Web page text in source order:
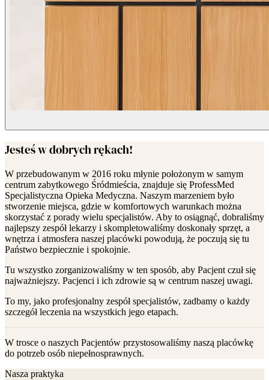
Jesteś w dobrych rękach!
W przebudowanym w 2016 roku młynie położonym w samym
centrum zabytkowego Śródmieścia, znajduje się ProfessMed
Specjalistyczna Opieka Medyczna. Naszym marzeniem było
stworzenie miejsca, gdzie w komfortowych warunkach można
skorzystać z porady wielu specjalistów. Aby to osiągnąć, dobraliśmy
najlepszy zespół lekarzy i skompletowaliśmy doskonały sprzęt, a
wnętrza i atmosfera naszej placówki powodują, że poczują się tu
Państwo bezpiecznie i spokojnie.
Tu wszystko zorganizowaliśmy w ten sposób, aby Pacjent czuł się
najważniejszy. Pacjenci i ich zdrowie są w centrum naszej uwagi.
To my, jako profesjonalny zespół specjalistów, zadbamy o każdy
szczegół leczenia na wszystkich jego etapach.
W trosce o naszych Pacjentów przystosowaliśmy naszą placówkę
do potrzeb osób niepełnosprawnych.
Nasza praktyka